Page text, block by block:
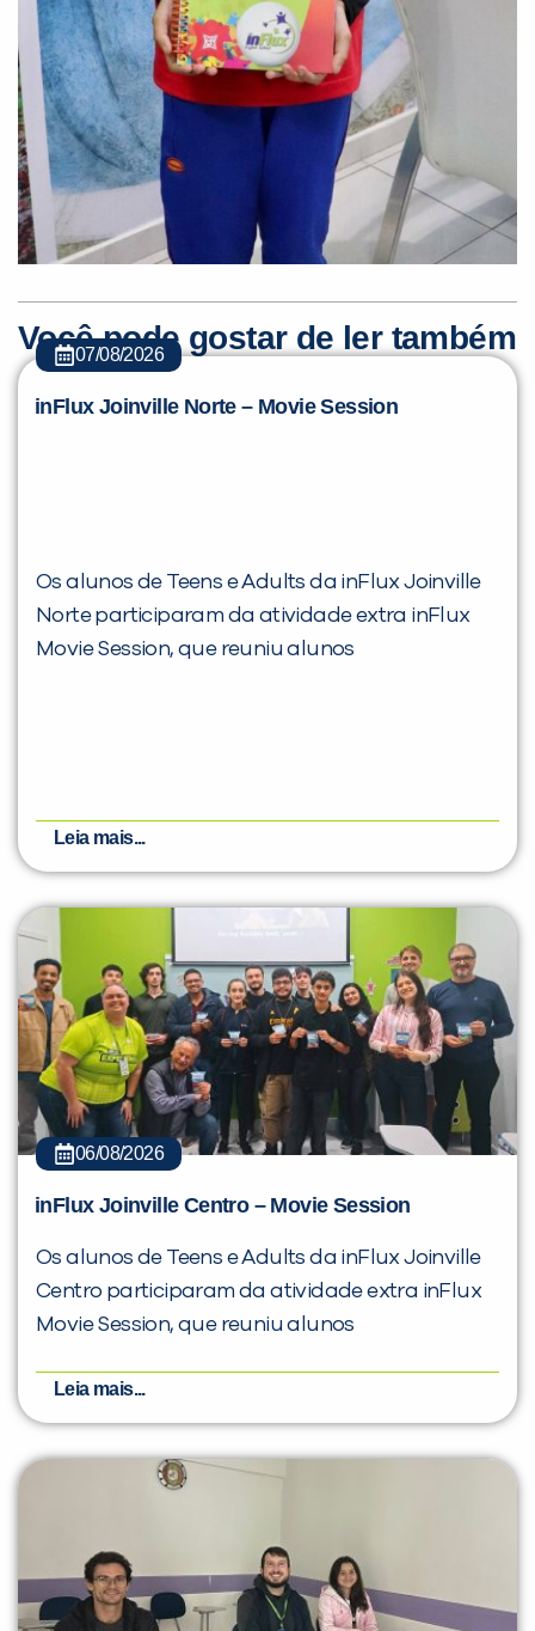
Você pode gostar de ler também
07/08/2026
inFlux Joinville Norte – Movie Session
Os alunos de Teens e Adults da inFlux Joinville
Norte participaram da atividade extra inFlux
Movie Session, que reuniu alunos
Leia mais...
06/08/2026
inFlux Joinville Centro – Movie Session
Os alunos de Teens e Adults da inFlux Joinville
Centro participaram da atividade extra inFlux
Movie Session, que reuniu alunos
Leia mais...